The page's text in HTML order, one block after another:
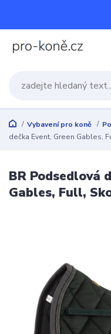
Vybavení pro koně
dečka Event, Green Gables,
BR Podsedlová
Gables, Full,